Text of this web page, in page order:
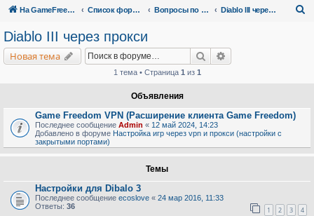
На GameFreedom.ru Список форумов Вопросы по сервису Diablo III через прокси
Diablo III через прокси
Новая тема Поиск
1 тема • Страница 1 из 1
Объявления
Game Freedom VPN (Расширение клиента Game Freedom)
Последнее сообщение Admin « 12 май 2024, 14:23
Добавлено в форуме Настройка игр через vpn и прокси (настройки с
закрытыми портами)
Темы
Настройки для Dibalo 3
Последнее сообщение ecoslove « 24 мар 2016, 11:33
Ответы: 36 1 2 3 4